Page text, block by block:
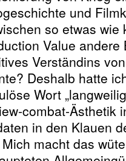
und
so etwas
Value
Verständins
Deshalb hatte
Wort
combat-Ästhetik
in den Klauen
macht das